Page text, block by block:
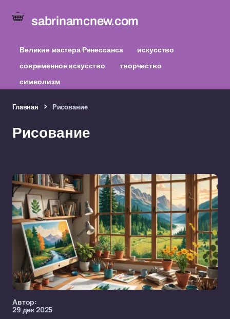
sabrinamcnew.com
Великие мастера Ренессанса
искусство
современное искусство
творчество
символизм
Главная Рисование
Рисование
Автор:
29 дек 2025